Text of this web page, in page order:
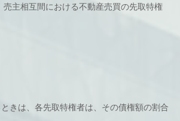
主相互間における不動産売買の先取特権
きは、各先取特権者は、その債権額の割合